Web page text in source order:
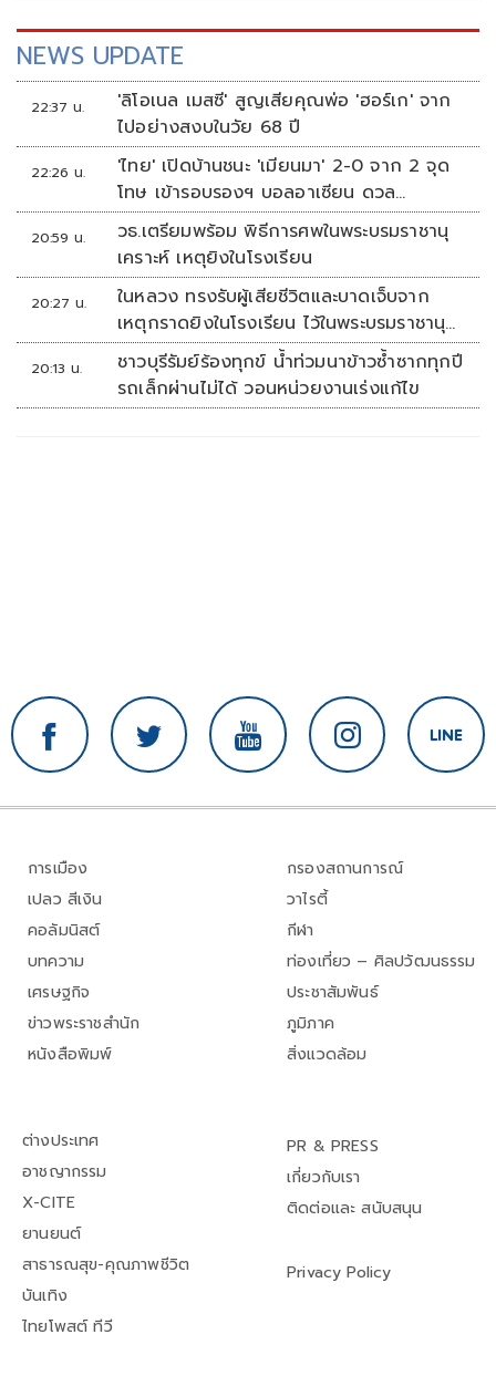
NEWS UPDATE
22:37 น.
'ลิโอเนล เมสซี' สูญเสียคุณพ่อ 'ฮอร์เก' จาก
ไปอย่างสงบในวัย 68 ปี
22:26 น.
'ไทย' เปิดบ้านชนะ 'เมียนมา' 2-0 จาก 2 จุด
โทษ เข้ารอบรองฯ บอลอาเซียน ดวล
'สิงคโปร์'
20:59 น.
วธ.เตรียมพร้อม พิธีการศพในพระบรมราชานุ
เคราะห์ เหตุยิงในโรงเรียน
20:27 น.
ในหลวง ทรงรับผู้เสียชีวิตและบาดเจ็บจาก
เหตุกราดยิงในโรงเรียน ไว้ในพระบรมราชานุ
เคราะห์
20:13 น.
ชาวบุรีรัมย์ร้องทุกข์ น้ำท่วมนาข้าวซ้ำซากทุกปี
รถเล็กผ่านไม่ได้ วอนหน่วยงานเร่งแก้ไข
การเมือง
เปลว สีเงิน
คอลัมนิสต์
บทความ
เศรษฐกิจ
ข่าวพระราชสำนัก
หนังสือพิมพ์
กรองสถานการณ์
วาไรตี้
กีฬา
ท่องเที่ยว – ศิลปวัฒนธรรม
ประชาสัมพันธ์
ภูมิภาค
สิ่งแวดล้อม
ต่างประเทศ
อาชญากรรม
X-CITE
ยานยนต์
สาธารณสุข-คุณภาพชีวิต
บันเทิง
ไทยโพสต์ ทีวี
PR & PRESS
เกี่ยวกับเรา
ติดต่อและ สนับสนุน
Privacy Policy